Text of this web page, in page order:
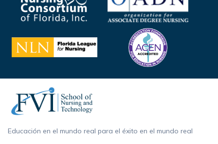
Educación en el mundo real para el éxito en el mundo real